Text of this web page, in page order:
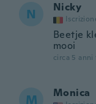
N Nicky
Beetje
mooi
circa 5 anni
M Monica